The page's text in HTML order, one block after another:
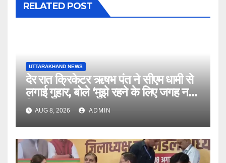
RELATED POST
UTTARAKHAND NEWS
देर रात क्रिकेटर ऋषभ पंत ने सीएम धामी से
लगाई गुहार, बोले ‘मुझे रहने के लिए जगह नहीं
मिल रही’
AUG 8, 2026 ADMIN